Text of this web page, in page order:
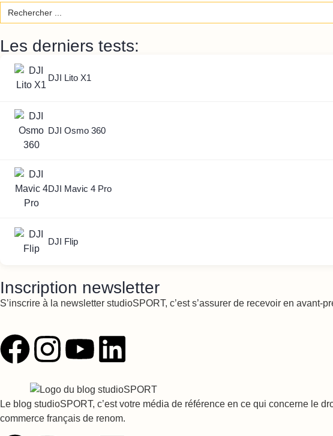
Search
for:
Les derniers tests:
DJI Lito X1
DJI Osmo 360
DJI Mavic 4 Pro
DJI Flip
Inscription newsletter
S’inscrire à la newsletter studioSPORT, c’est s’assurer de recevoir en
Le blog studioSPORT, c’est votre média de référence en ce qui concerne le
commerce français de renom.